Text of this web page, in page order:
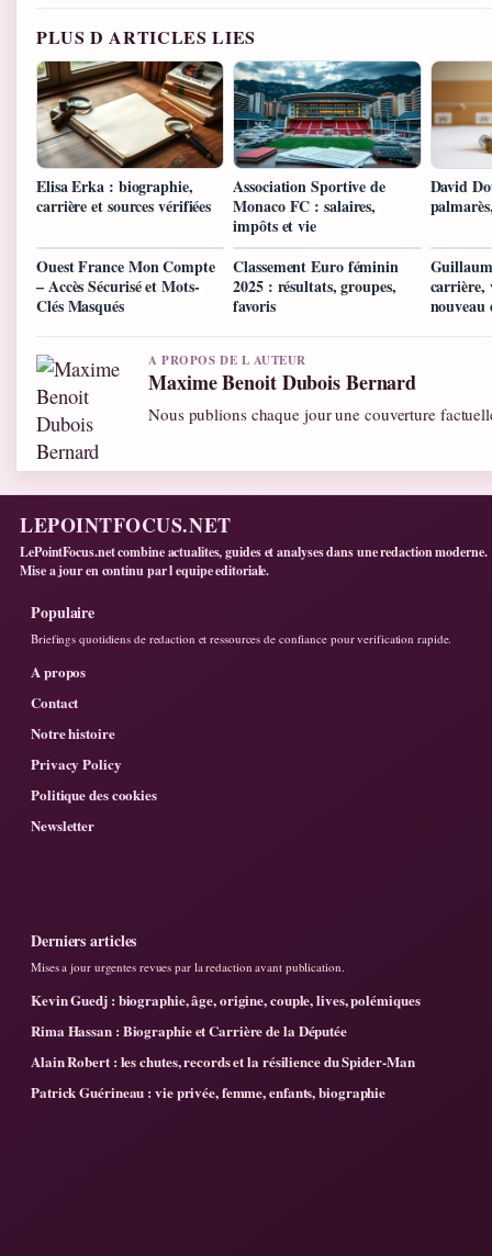
PLUS D ARTICLES LIES
Elisa Erka : biographie,
carrière et sources vérifiées
Association Sportive de
Monaco FC : salaires,
impôts et vie
David
Ouest France Mon Compte
– Accès Sécurisé et Mots-
Clés Masqués
Classement Euro féminin
2025 : résultats, groupes,
favoris
carrière,
nouveau
A PROPOS DE L AUTEUR
Maxime Benoit Dubois Bernard
Nous publions chaque jour une couverture
LEPOINTFOCUS.NET
LePointFocus.net combine actualites, guides et analyses dans une redaction moderne.
Mise a jour en continu par l equipe editoriale.
Populaire
Briefings quotidiens de redaction et ressources de confiance pour verification rapide.
A propos
Contact
Notre histoire
Privacy Policy
Politique des cookies
Newsletter
Derniers articles
Mises a jour urgentes revues par la redaction avant publication.
Kevin Guedj : biographie, âge, origine, couple, lives, polémiques
Rima Hassan : Biographie et Carrière de la Députée
Alain Robert : les chutes, records et la résilience du Spider-Man
Patrick Guérineau : vie privée, femme, enfants, biographie